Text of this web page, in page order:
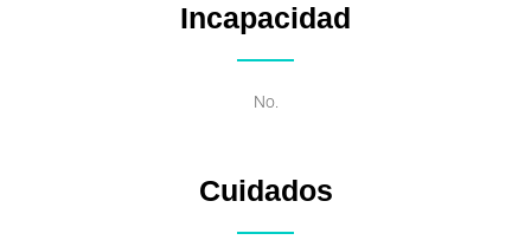
Incapacidad
No.
Cuidados